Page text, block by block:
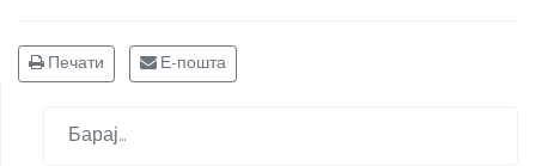
Печати Е-пошта